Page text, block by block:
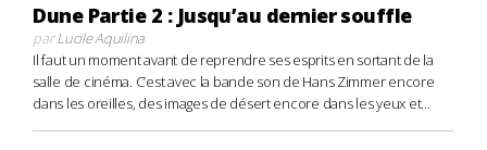
Dune Partie 2 : Jusqu’au dernier souffle
parLucile Aquilina
Il faut un moment avant de reprendre ses esprits en sortant de la
salle de cinéma. C’est avec la bande son de Hans Zimmer encore
dans les oreilles, des images de désert encore dans les yeux et...